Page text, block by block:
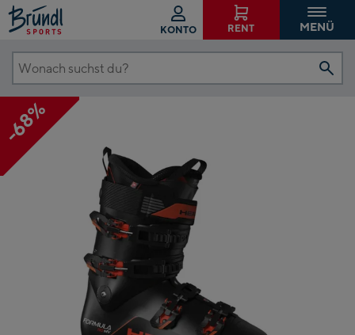
KONTO RENT MENÜ
Wonach
suchst
du?
-68%